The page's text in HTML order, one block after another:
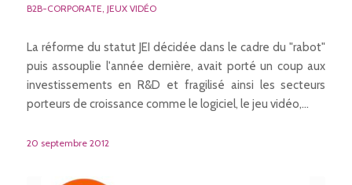
B2B-CORPORATE, JEUX VIDÉO
La réforme du statut JEI décidée dans le cadre du "rabot"
puis assouplie l'année dernière, avait porté un coup aux
investissements en R&D et fragilisé ainsi les secteurs
porteurs de croissance comme le logiciel, le jeu vidéo,…
20 septembre 2012